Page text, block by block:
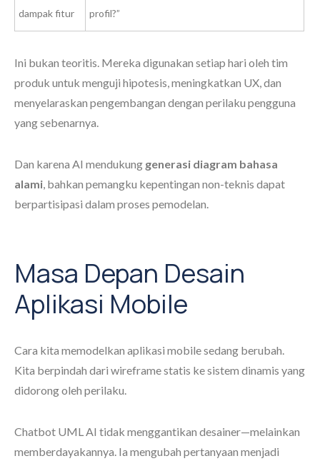
dampak fitur
profil?”
Ini bukan teoritis. Mereka digunakan setiap hari oleh tim
produk untuk menguji hipotesis, meningkatkan UX, dan
menyelaraskan pengembangan dengan perilaku pengguna
yang sebenarnya.
Dan karena AI mendukung generasi diagram bahasa
alami, bahkan pemangku kepentingan non-teknis dapat
berpartisipasi dalam proses pemodelan.
Masa Depan Desain
Aplikasi Mobile
Cara kita memodelkan aplikasi mobile sedang berubah.
Kita berpindah dari wireframe statis ke sistem dinamis yang
didorong oleh perilaku.
Chatbot UML AI tidak menggantikan desainer—melainkan
memberdayakannya. Ia mengubah pertanyaan menjadi